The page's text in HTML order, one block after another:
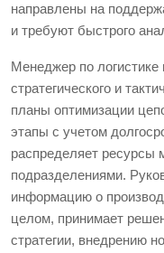
направлены на
и требуют быстрого
Менеджер по
стратегического и
планы оптимизации
этапы с учетом
распределяет ресурсы
подразделениями.
информацию о
целом, принимает
стратегии, внедрению